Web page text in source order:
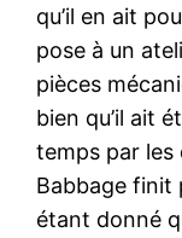
qu’il en ait
pose à un
pièces
bien qu’il ait
temps par les
Babbage finit
étant donné